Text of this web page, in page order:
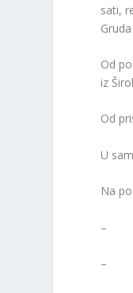
sati,
Od
iz
Od
U
Na
–
–